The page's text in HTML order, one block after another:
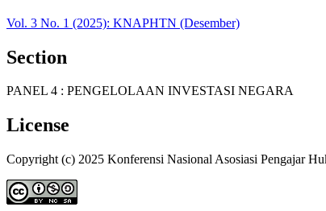
Vol. 3 No. 1 (2025): KNAPHTN (Desember)
Section
PANEL 4 : PENGELOLAAN INVESTASI NEGARA
License
Copyright (c) 2025 Konferensi Nasional Asosiasi Pengajar